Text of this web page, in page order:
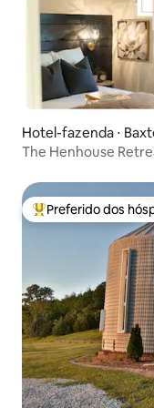
Hotel-fazenda ⋅
The Henhouse
Entre os melhores
Preferido dos